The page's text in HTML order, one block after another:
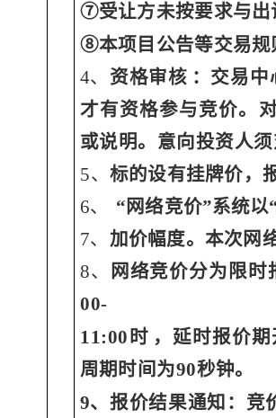
⑦受让方未按要求与出
⑧本项目公告等交易规
4、 资格审核 ：交易
才有资格参与竞价。
或说明。意向投资人
5、 标的设有挂牌价，
6、
“网络竞价”系统
7、 加价幅度。本次网
8、
网络竞价分为限
00-
11:00时 ，延时报价
周期时间为90秒钟。
9、报价结果通知：竞